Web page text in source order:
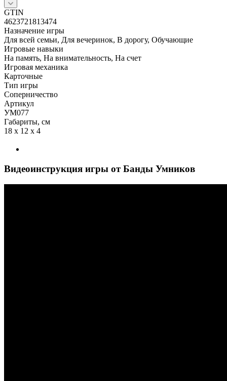
GTIN
4623721813474
Назначение игры
Для всей семьи, Для вечеринок, В дорогу, Обучающие
Игровые навыки
На память, На внимательность, На счет
Игровая механика
Карточные
Тип игры
Соперничество
Артикул
УМ077
Габариты, см
18 x 12 x 4
Видеоинструкция игры от Банды Умников